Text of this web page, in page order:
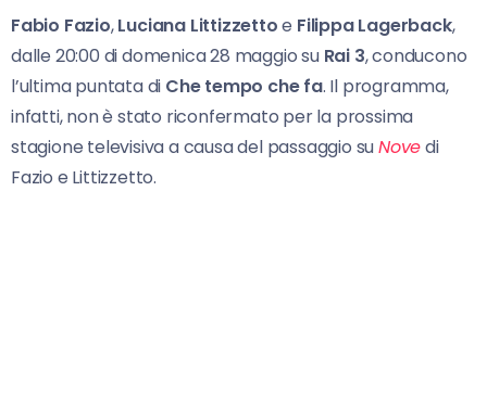
Fabio Fazio,Luciana Littizzettoe Filippa Lagerback,
dalle 20:00 di domenica 28 maggio su Rai 3, conducono
l’ultima puntata di Che tempo che fa. Il programma,
infatti, non è stato riconfermato per la prossima
stagione televisiva a causa del passaggio suNovedi
Fazio e Littizzetto.